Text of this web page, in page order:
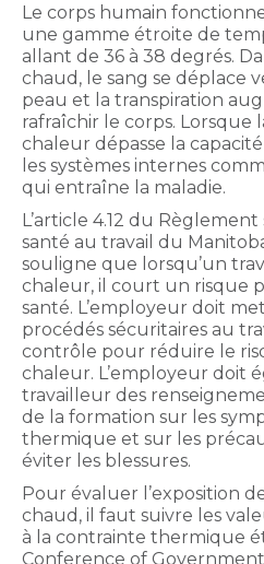
Le corps humain
une gamme étroite de
allant de 36 à 38 degrés.
chaud, le sang se déplace
peau et la transpiration
rafraîchir le corps. Lorsque
chaleur dépasse la
les systèmes internes
qui entraîne la maladie.
L’article 4.12 du
santé au travail du
souligne que lorsqu’un
chaleur, il court un risque
santé. L’employeur doit
procédés sécuritaires au
contrôle pour réduire le
chaleur. L’employeur doit
travailleur des
de la formation sur les
thermique et sur les
éviter les blessures.
Pour évaluer l’exposition
chaud, il faut suivre les
à la contrainte thermique
Conference of